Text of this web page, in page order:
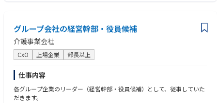
【仕事の魅力】
・108億規模の資産を活かした『贅沢な0→1』フェーズ: 売上108億円規模
の安定した事業基盤がありながら、社内ITは未整備という「最大の伸びし
ろ」があります。潤沢なリソースを背景に、レガシーシステムのしがらみ
なく、あなたが考える「理想のIT環境」を最新の技術スタックで実現でき
ます。
・「運用」ではなく「創業」を担う: 出来上がった組織の管理ではありま
せん。CTO直下で全社のIT戦略を描く「白紙のキャンバス」が用意されて
■求める人物像
・当社のパーパス「Empower Japan」、ミッション「Listening to heart
s」に共感いただける方
・オーナーシップの塊。前例のない課題に対しても、自らあるべき姿を描
き、周囲を巻き込んで完遂できる方
・経営視点と現場視点の両方を持ち、バランスの取れた意思決定ができる
方
・戦略立案だけでなく、自ら手を動かして実行（ハンズオン）することも
厭わない方
グループ会社の経営幹部・役員候補
介護事業会社
CxO 上場企業 部長以上
仕事内容
各グループ企業のリーダー（経営幹部・役員候補）として、従事していた
だきます。